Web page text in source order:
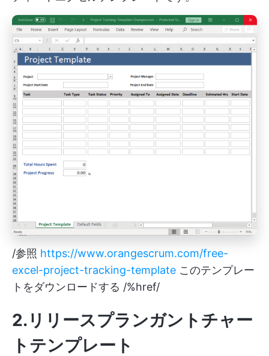
/参照 https://www.orangescrum.com/free-
excel-project-tracking-template このテンプレー
トをダウンロードする /%href/
2.リリースプランガントチャー
トテンプレート